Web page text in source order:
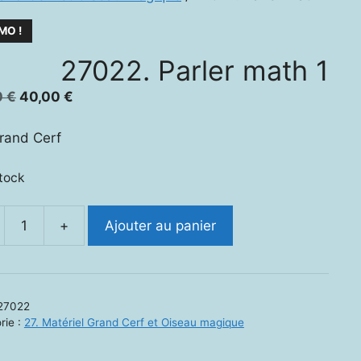
!
27022. Parler math 1
€ Le
initial
70,00 €.
40,00 €Le
Cerf
+ Ajouter au panier
: 27. Matériel Grand Cerf et Oiseau magique